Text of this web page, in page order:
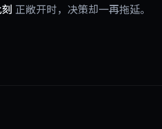
正敞开时，决策却一再拖延。